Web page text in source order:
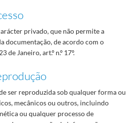
privado, que não permite a
documentação, de acordo com o
de Janeiro, art.º n.º 17º.
ser reproduzida sob qualquer forma ou
mecânicos ou outros, incluindo
ou qualquer processo de